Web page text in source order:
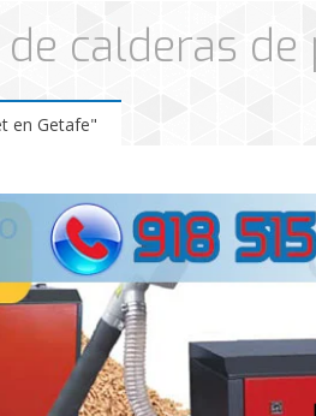
calderas
en Getafe"